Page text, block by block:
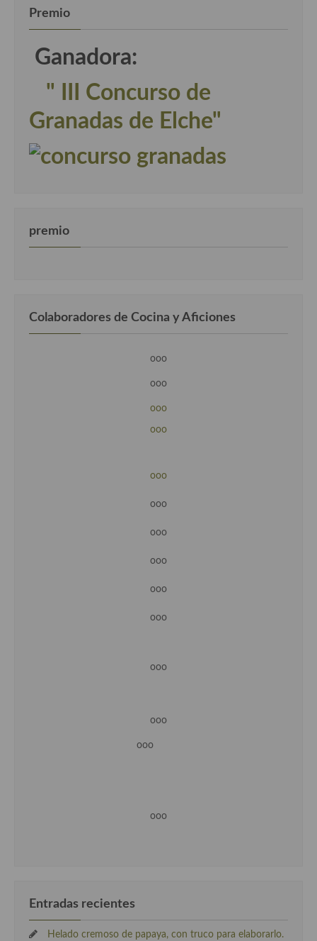
Premio
Ganadora:
" III Concurso de
Granadas de Elche"
premio
Colaboradores de Cocina y Aficiones
ooo
ooo
ooo
ooo
ooo
ooo
ooo
ooo
ooo
ooo
ooo
ooo
ooo
ooo
Entradas recientes
Helado cremoso de papaya, con truco para elaborarlo.